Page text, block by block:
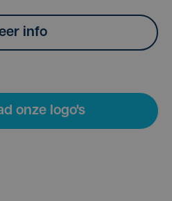
info
onze logo's